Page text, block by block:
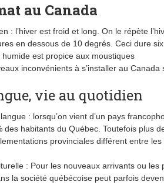
au Canada
: l’hiver est froid et long. On le répète
en dessous de 10 degrés. Ceci dure
humide est propice aux moustiques
inconvénients à s’installer au Canada
vie au quotidien
: lorsqu’on vient d’un pays
des habitants du Québec. Toutefois plus
provinciales différent entre
: Pour les nouveaux arrivants ou les
la société québécoise peut parfois